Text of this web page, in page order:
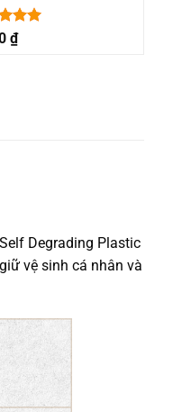
5.00
₫
Degrading Plastic
vệ sinh cá nhân và